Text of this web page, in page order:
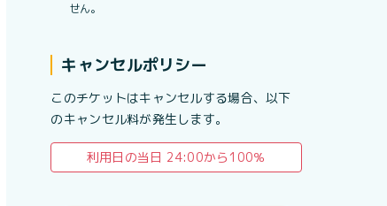
せん。
キャンセルポリシー
このチケットはキャンセルする場合、以下
のキャンセル料が発生します。
利用日の当日 24:00から100％